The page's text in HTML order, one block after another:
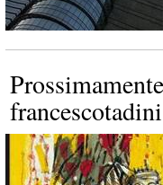
francescotadini